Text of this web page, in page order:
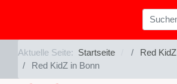
Aktuelle Seite: Startseite Red KidZ
Red KidZ in Bonn